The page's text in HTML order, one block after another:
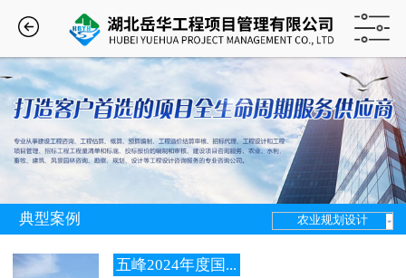
农业规划设计
典型案例
五峰2024年度国...